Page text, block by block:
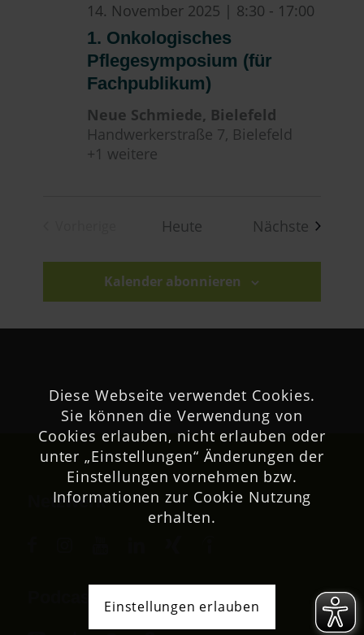
1. Onkologisches
Pflegesymposium (für
Fachpublikum)
14. November 2025 | 8:30 - 17:00
Neue Schmiede, Bielefeld
Handwerkerstraße 7, Bielefeld
+1 weitere
Heute Nächste
Kalender abonnieren
Netzwerk
Diese Webseite verwendet Cookies.
Sie können die Verwendung von
Cookies erlauben, nicht erlauben oder
unter „Einstellungen“ Änderungen der
Einstellungen vornehmen bzw.
Informationen zur Cookie Nutzung
erhalten.
Einstellungen erlauben